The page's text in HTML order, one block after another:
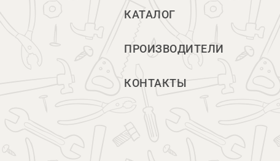
КАТАЛОГ
ПРОИЗВОДИТЕЛИ
КОНТАКТЫ